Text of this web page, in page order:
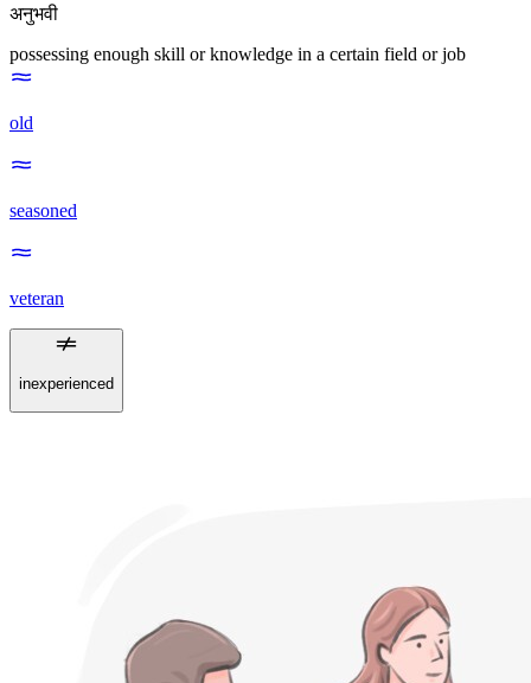
अनुभवी
possessing enough skill or knowledge in a certain field or job
old
seasoned
veteran
inexperienced